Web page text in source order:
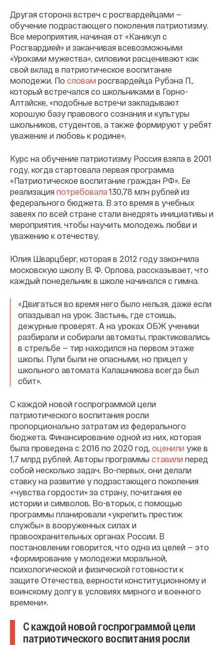
Другая сторона встреч с росгвардейцами —
обучение подрастающего поколения патриотизму.
Все мероприятия, начиная от «Каникул с
Росгвардией» и заканчивая всевозможными
«Уроками мужества», силовики расценивают как
свой вклад в патриотическое воспитание
молодежи. По словам росгвардейца Рубэна П.,
который встречался со школьниками в Горно-
Алтайске, «подобные встречи закладывают
хорошую базу правового сознания и культуры
школьников, студентов, а также формируют у ребят
уважение и любовь к родине».
Курс на обучение патриотизму Россия взяла в 2001
году, когда стартовала первая программа
«Патриотическое воспитание граждан РФ». Ее
реализация потребовала 130,78 млн рублей из
федерального бюджета. В это время в учебных
завеях по всей стране стали внедрять инициативы и
мероприятия, чтобы научить молодежь любви и
уважению к отечеству.
Юлия Шварцберг, которая в 2012 году закончила
московскую школу В. Ф. Орлова, рассказывает, что
каждый понедельник в школе начинался с гимна.
«Двигаться во время него было нельзя, даже если
опаздывал на урок. Застынь, где стоишь,
дежурные проверят. А на уроках ОБЖ ученики
разбирали и собирали автоматы, практиковались
в стрельбе — тир находился на первом этаже
школы. Пули были не опасными, но прицел у
школьного автомата Калашникова всегда был
сбит».
С каждой новой госпрограммой цели
патриотического воспитания росли
пропорционально затратам из федерального
бюджета. Финансирование одной из них, которая
была проведена с 2016 по 2020 год, оценили уже в
1,7 млрд рублей. Авторы программы ставили перед
собой несколько задач. Во-первых, они делали
ставку на развитие у подрастающего поколения
«чувства гордости» за страну, почитания ее
истории и символов. Во-вторых, с помощью
программы планировали «укрепить престиж
службы» в вооруженных силах и
правоохранительных органах России. В
постановлении говорится, что одна из целей — это
«формирование у молодежи моральной,
психологической и физической готовности к
защите Отечества, верности конституционному и
воинскому долгу в условиях мирного и военного
времени».
С каждой новой госпрограммой цели
патриотического воспитания росли